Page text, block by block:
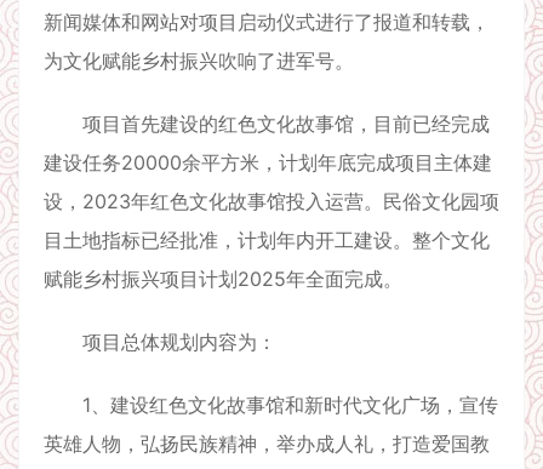
新闻媒体和网站对项目启动仪式进行了报道和转载，
为文化赋能乡村振兴吹响了进军号。
项目首先建设的红色文化故事馆，目前已经完成
建设任务20000余平方米，计划年底完成项目主体建
设，2023年红色文化故事馆投入运营。民俗文化园项
目土地指标已经批准，计划年内开工建设。整个文化
赋能乡村振兴项目计划2025年全面完成。
项目总体规划内容为：
1、建设红色文化故事馆和新时代文化广场，宣传
英雄人物，弘扬民族精神，举办成人礼，打造爱国教